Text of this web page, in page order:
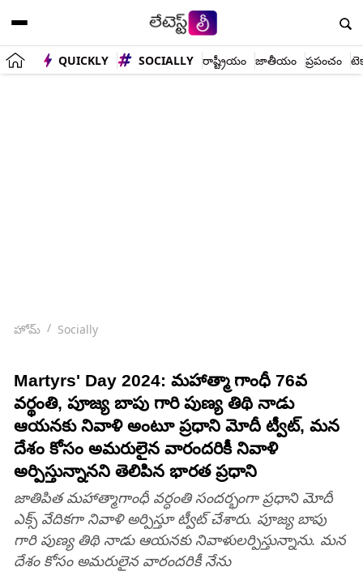
QUICKLY SOCIALLY రాష్ట్రీయం జాతీయం ప్రపంచం
హోమ్ Socially
Martyrs' Day 2024: మహాత్మా గాంధీ 76వ
వర్థంతి, పూజ్య బాపు గారి పుణ్య తిథి నాడు
ఆయనకు నివాళి అంటూ ప్రధాని మోదీ ట్వీట్, మన
దేశం కోసం అమరులైన వారందరికీ నివాళి
అర్పిస్తున్నానని తెలిపిన భారత ప్రధాని
జాతిపిత మహాత్మాగాంధీ వర్ధంతి సందర్భంగా ప్రధాని మోదీ
ఎక్స్ వేదికగా నివాళి అర్పిస్తూ ట్వీట్ చేశారు. పూజ్య బాపు
గారి పుణ్య తిథి నాడు ఆయనకు నివాళులర్పిస్తున్నాను. మన
దేశం కోసం అమరులైన వారందరికీ నేను